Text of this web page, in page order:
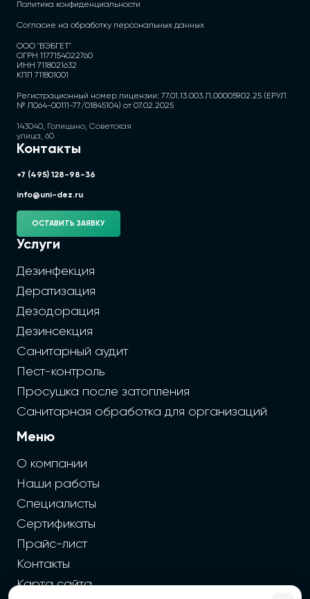
Политика конфиденциальности
Согласие на обработку персональных данных
ООО "ВЭБГЕТ"
ОГРН 1177154022760
ИНН 7118021632
КПП 711801001
Регистрационный номер лицензии: 77.01.13.003.Л.000059.02.25 (ЕРУЛ
№ Л064-00111-77/01845104) от 07.02.2025
143040, Голицыно, Советская
улица, 60
Контакты
+7 (495) 128-98-36
info@uni-dez.ru
ОСТАВИТЬ ЗАЯВКУ
Услуги
Дезинфекция
Дератизация
Дезодорация
Дезинсекция
Санитарный аудит
Пест-контроль
Просушка после затопления
Санитарная обработка для организаций
Меню
О компании
Наши работы
Специалисты
Сертификаты
Прайс-лист
Контакты
Карта сайта